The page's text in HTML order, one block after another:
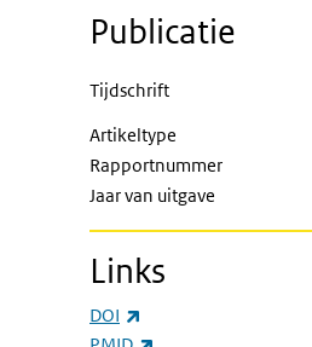
Publicatie
Tijdschrift
Artikeltype
Rapportnummer
Jaar van uitgave
Links
DOI